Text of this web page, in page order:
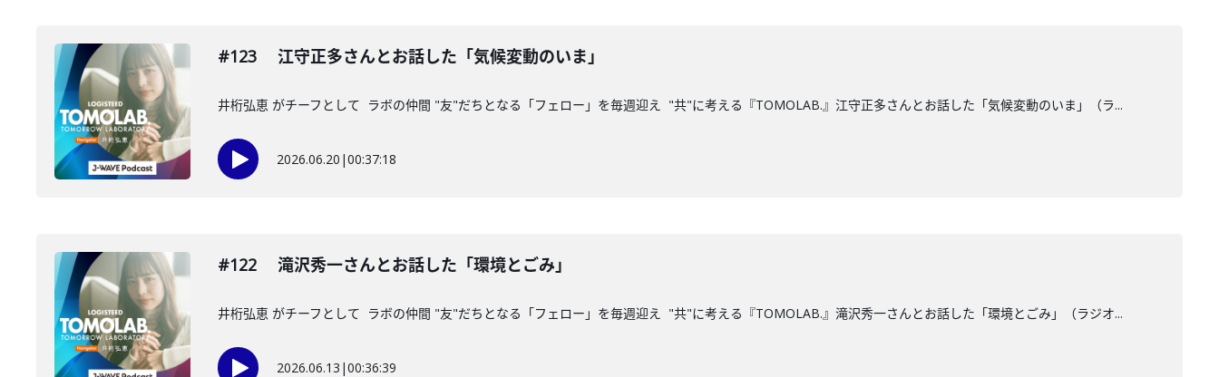
#123 江守正多さんとお話した「気候変動のいま」
井桁弘恵 がチーフとして ラボの仲間 "友"だちとなる「フェロー」を毎週迎え "共"に考える『TOMOLAB.』江守正多さんとお話した「気候変動のいま」（ラ...
2026.06.20 |00:37:18
#122 滝沢秀一さんとお話した「環境とごみ」
井桁弘恵 がチーフとして ラボの仲間 "友"だちとなる「フェロー」を毎週迎え "共"に考える『TOMOLAB.』滝沢秀一さんとお話した「環境とごみ」（ラジオ...
2026.06.13 |00:36:39